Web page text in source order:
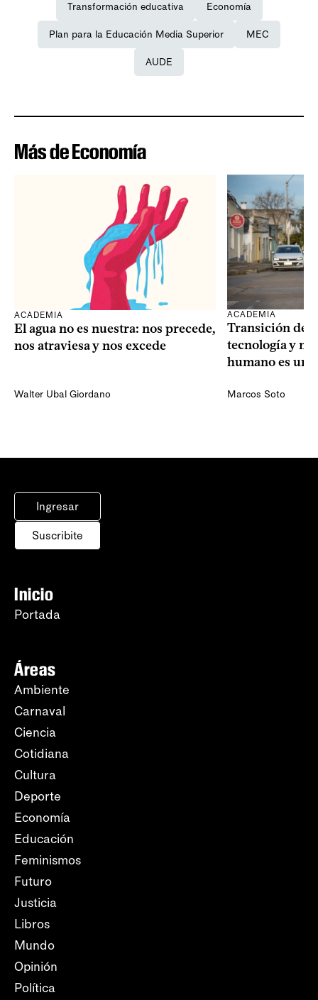
Transformación educativa Economía
Plan para la Educación Media Superior MEC
AUDE
Más de Economía
ACADEMIA
El agua no es nuestra: nos precede,
nos atraviesa y nos excede
Walter Ubal Giordano
ACADEMIA
Transición
tecnología y
humano es
Marcos Soto
Ingresar
Suscribite
Inicio
Portada
Áreas
Ambiente
Carnaval
Ciencia
Cotidiana
Cultura
Deporte
Economía
Educación
Feminismos
Futuro
Justicia
Libros
Mundo
Opinión
Política